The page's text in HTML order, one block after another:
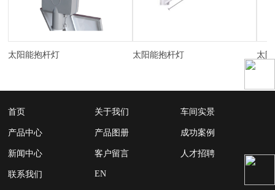
太阳能抱杆灯 太阳能抱杆灯 太
首页 关于我们 车间实景
产品中心 产品图册 成功案例
新闻中心 客户留言 人才招聘
联系我们 EN